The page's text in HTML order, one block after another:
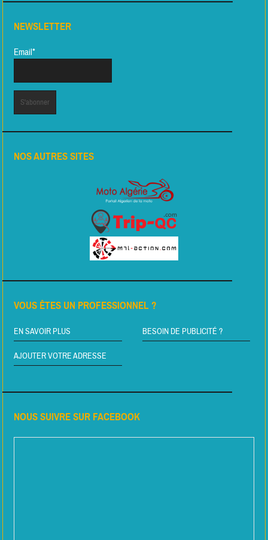
NEWSLETTER
Email*
NOS AUTRES SITES
VOUS ÊTES UN PROFESSIONNEL ?
EN SAVOIR PLUS BESOIN DE PUBLICITÉ ?
AJOUTER VOTRE ADRESSE
NOUS SUIVRE SUR FACEBOOK